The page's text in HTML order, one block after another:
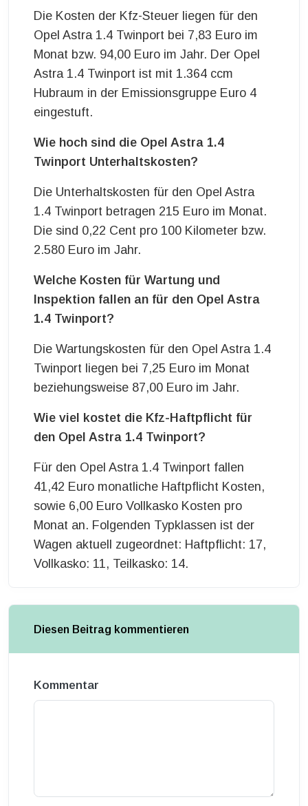
Die Kosten der Kfz-Steuer liegen für den
Opel Astra 1.4 Twinport bei 7,83 Euro im
Monat bzw. 94,00 Euro im Jahr. Der Opel
Astra 1.4 Twinport ist mit 1.364 ccm
Hubraum in der Emissionsgruppe Euro 4
eingestuft.
Wie hoch sind die Opel Astra 1.4
Twinport Unterhaltskosten?
Die Unterhaltskosten für den Opel Astra
1.4 Twinport betragen 215 Euro im Monat.
Die sind 0,22 Cent pro 100 Kilometer bzw.
2.580 Euro im Jahr.
Welche Kosten für Wartung und
Inspektion fallen an für den Opel Astra
1.4 Twinport?
Die Wartungskosten für den Opel Astra 1.4
Twinport liegen bei 7,25 Euro im Monat
beziehungsweise 87,00 Euro im Jahr.
Wie viel kostet die Kfz-Haftpflicht für
den Opel Astra 1.4 Twinport?
Für den Opel Astra 1.4 Twinport fallen
41,42 Euro monatliche Haftpflicht Kosten,
sowie 6,00 Euro Vollkasko Kosten pro
Monat an. Folgenden Typklassen ist der
Wagen aktuell zugeordnet: Haftpflicht: 17,
Vollkasko: 11, Teilkasko: 14.
Diesen Beitrag kommentieren
Kommentar